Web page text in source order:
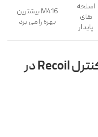
اسلحه
های
پایدار
M416 بیشترین
بهره را می برد
بهترین اسلحه ها برای کنترل Recoil در